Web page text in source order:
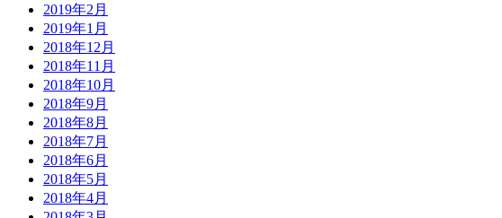
2019年2月
2019年1月
2018年12月
2018年11月
2018年10月
2018年9月
2018年8月
2018年7月
2018年6月
2018年5月
2018年4月